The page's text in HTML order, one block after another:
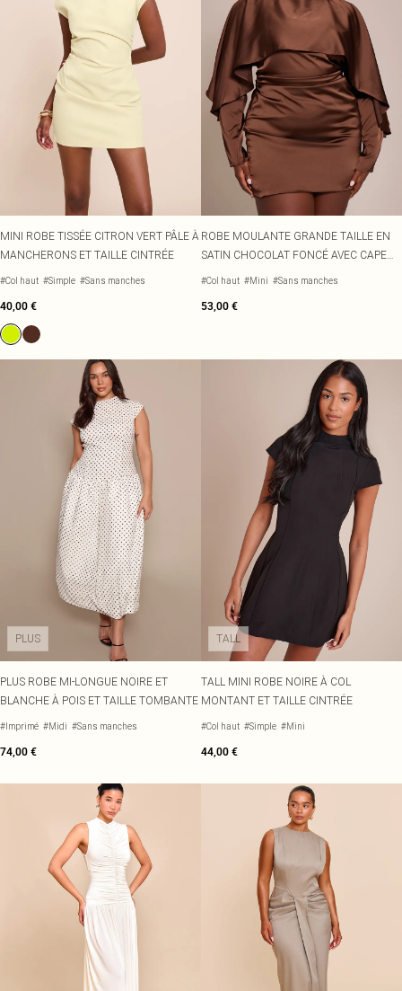
MINI ROBE TISSÉE CITRON VERT PÂLE À
MANCHERONS ET TAILLE CINTRÉE
#Col haut #Simple #Sans manches
40,00 €
ROBE MOULANTE GRANDE TAILLE EN
SATIN CHOCOLAT FONCÉ AVEC CAPE
SUPERPOSÉE
#Col haut #Mini #Sans manches
53,00 €
PLUS
PLUS ROBE MI-LONGUE NOIRE ET
BLANCHE À POIS ET TAILLE TOMBANTE
#Imprimé #Midi #Sans manches
74,00 €
TALL
TALL MINI ROBE NOIRE À COL
MONTANT ET TAILLE CINTRÉE
#Col haut #Simple #Mini
44,00 €